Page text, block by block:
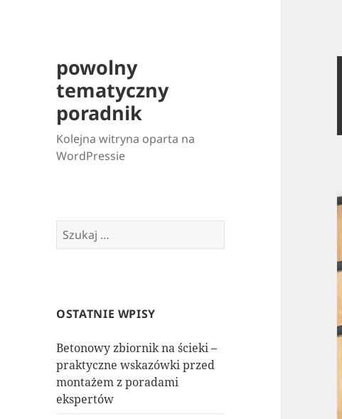
powolny
tematyczny
poradnik
Kolejna witryna oparta na
WordPressie
Szukaj:
OSTATNIE WPISY
Betonowy zbiornik na ścieki –
praktyczne wskazówki przed
montażem z poradami
ekspertów